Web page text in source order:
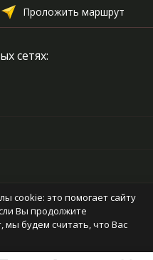
Проложить маршрут
сетях:
данных
cookie: это помогает сайту
Вы продолжите
мы будем считать, что Вас